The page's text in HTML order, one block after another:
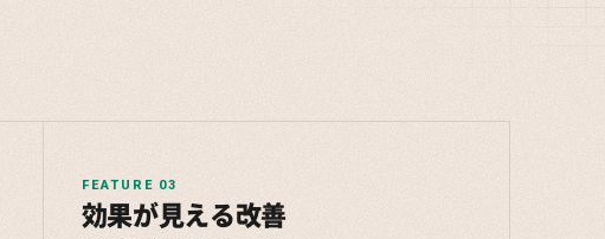
FEATURE 03
効果が見える改善